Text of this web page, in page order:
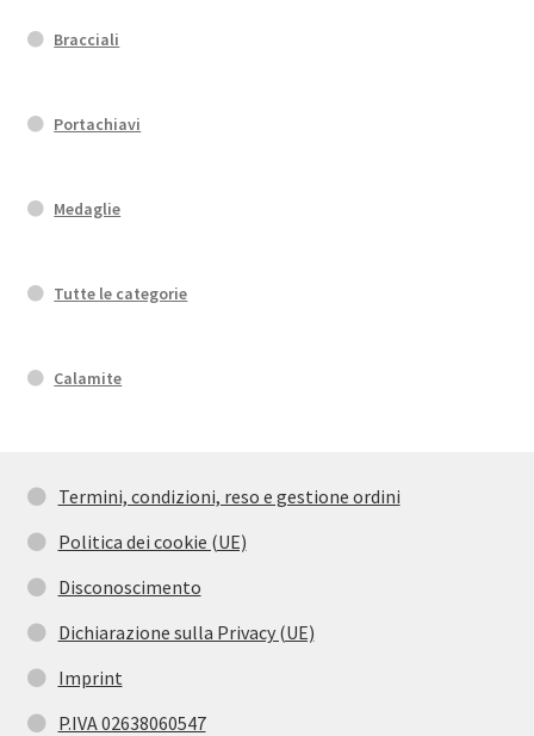
Bracciali
Portachiavi
Medaglie
Tutte le categorie
Calamite
Termini, condizioni, reso e gestione ordini
Politica dei cookie (UE)
Disconoscimento
Dichiarazione sulla Privacy (UE)
Imprint
P.IVA 02638060547